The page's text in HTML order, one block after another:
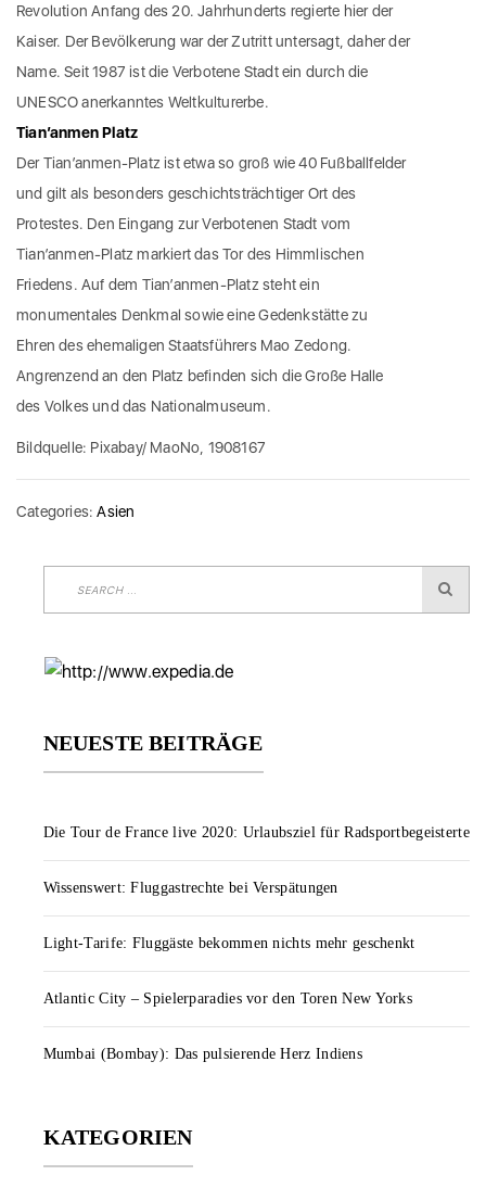
Revolution Anfang des 20. Jahrhunderts regierte hier der
Kaiser. Der Bevölkerung war der Zutritt untersagt, daher der
Name. Seit 1987 ist die Verbotene Stadt ein durch die
UNESCO anerkanntes Weltkulturerbe.
Tian’anmen Platz
Der Tian’anmen-Platz ist etwa so groß wie 40 Fußballfelder
und gilt als besonders geschichtsträchtiger Ort des
Protestes. Den Eingang zur Verbotenen Stadt vom
Tian’anmen-Platz markiert das Tor des Himmlischen
Friedens. Auf dem Tian’anmen-Platz steht ein
monumentales Denkmal sowie eine Gedenkstätte zu
Ehren des ehemaligen Staatsführers Mao Zedong.
Angrenzend an den Platz befinden sich die Große Halle
des Volkes und das Nationalmuseum.
Bildquelle: Pixabay/ MaoNo, 1908167
Categories:Asien
NEUESTE BEITRÄGE
Die Tour de France live 2020: Urlaubsziel für Radsportbegeisterte
Wissenswert: Fluggastrechte bei Verspätungen
Light-Tarife: Fluggäste bekommen nichts mehr geschenkt
Atlantic City – Spielerparadies vor den Toren New Yorks
Mumbai (Bombay): Das pulsierende Herz Indiens
KATEGORIEN